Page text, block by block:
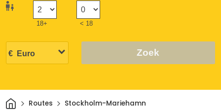
18+ < 18
Zoek
ThuisRoutes Stockholm-Mariehamn